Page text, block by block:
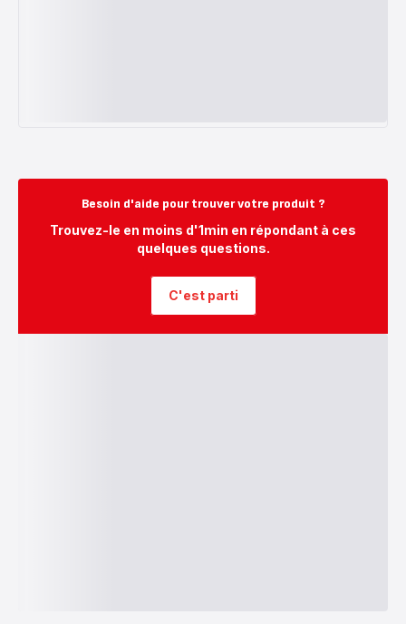
Besoin d'aide pour trouver votre produit ?
Trouvez-le en moins d'1min en répondant à ces
quelques questions.
C'est parti